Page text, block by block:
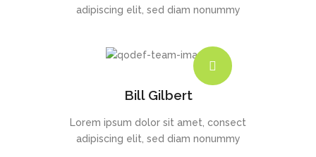
adipiscing elit, sed diam nonummy
Bill Gilbert
Lorem ipsum dolor sit amet, consect
adipiscing elit, sed diam nonummy